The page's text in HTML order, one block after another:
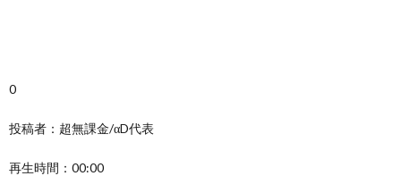
0
投稿者：超無課金/αD代表
再生時間：00:00